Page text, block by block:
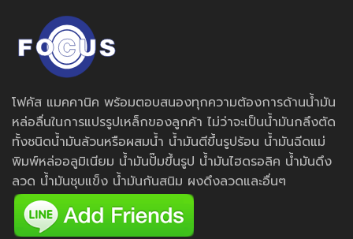
โฟคัส แมคคานิค พร้อมตอบสนองทุกความต้องการด้านน้ำมัน
หล่อลื่นในการแปรรูปเหล็กของลูกค้า ไม่ว่าจะเป็นน้ำมันกลึงตัด
ทั้งชนิดน้ำมันล้วนหรือผสมน้ำ น้ำมันตีขึ้นรูปร้อน น้ำมันฉีดแม่
พิมพ์หล่ออลูมิเนียม น้ำมันปั๊มขึ้นรูป น้ำมันไฮดรอลิค น้ำมันดึง
ลวด น้ำมันชุบแข็ง น้ำมันกันสนิม ผงดึงลวดและอื่นๆ